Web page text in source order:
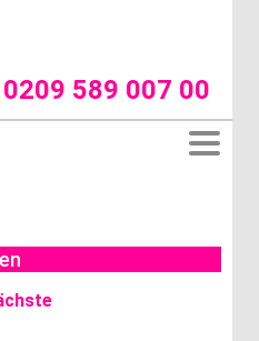
0209 589 007 00